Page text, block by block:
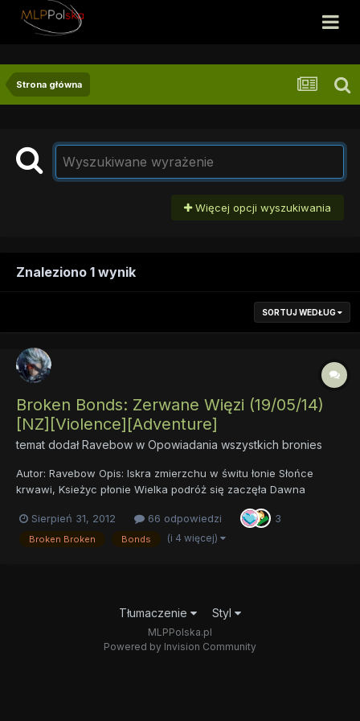
Strona główna
Więcej opcji wyszukiwania
Znaleziono 1 wynik
SORTUJ WEDŁUG
Broken Bonds: Zerwane Więzi (19/05/14)
[NZ][Violence][Adventure]
temat dodałRavebow w Opowiadania wszystkich bronies
Autor: Ravebow Opis: Iskra zmierzchu w świtu łonie Słońce
krwawi, Ksieżyc płonie Wielka podróż się zaczęła Dawna
ostatnia doba. Epicka przygoda właśnie się rozpoczęła.
Pradawny wróg powrócił i pogrążył cały świat w wojnie. Eque...
Sierpień 31, 2012 66 odpowiedzi 3
Broken Broken Bonds (i 4 więcej)
Tłumaczenie Styl
MLPPolska.pl
Powered by Invision Community